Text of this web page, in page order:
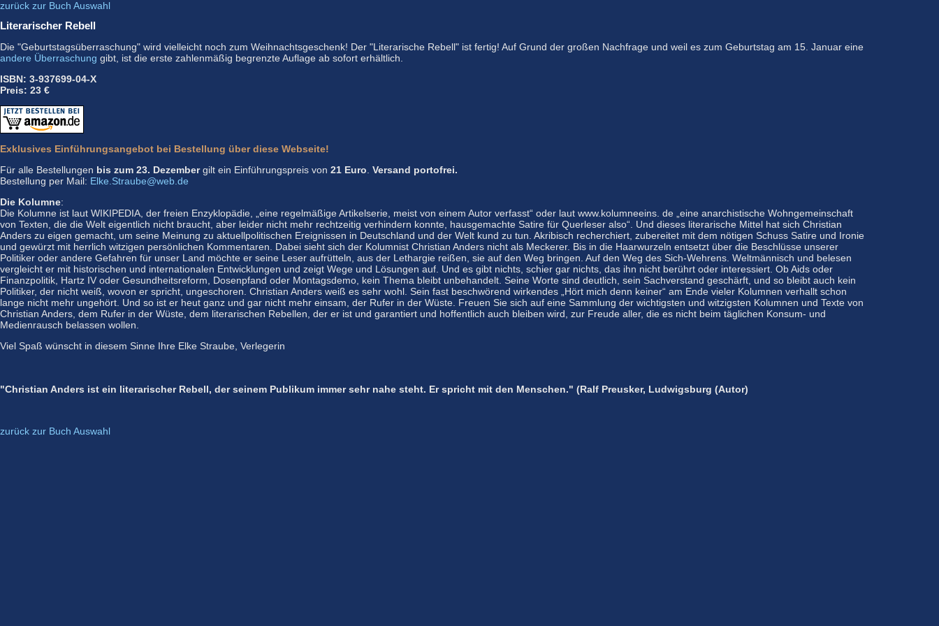
zurück zur Buch Auswahl
Literarischer Rebell
Die "Geburtstagsüberraschung" wird vielleicht noch zum Weihnachtsgeschenk! Der "Literarische Rebell" ist fertig! Auf Grund der großen Nachfrage und weil es zum Geburtstag am 15. Januar eine
andere Überraschung gibt, ist die erste zahlenmäßig begrenzte Auflage ab sofort erhältlich.
ISBN: 3-937699-04-X
Preis: 23 €
Exklusives Einführungsangebot bei Bestellung über diese Webseite!
Für alle Bestellungen bis zum 23. Dezembergilt ein Einführungspreis von 21 Euro. Versand portofrei.
Bestellung per Mail: Elke.Straube@web.de
Die Kolumne:
Die Kolumne ist laut WIKIPEDIA, der freien Enzyklopädie, „eine regelmäßige Artikelserie, meist von einem Autor verfasst“ oder laut www.kolumneeins. de „eine anarchistische Wohngemeinschaft
von Texten, die die Welt eigentlich nicht braucht, aber leider nicht mehr rechtzeitig verhindern konnte, hausgemachte Satire für Querleser also“. Und dieses literarische Mittel hat sich Christian
Anders zu eigen gemacht, um seine Meinung zu aktuellpolitischen Ereignissen in Deutschland und der Welt kund zu tun. Akribisch recherchiert, zubereitet mit dem nötigen Schuss Satire und Ironie
und gewürzt mit herrlich witzigen persönlichen Kommentaren. Dabei sieht sich der Kolumnist Christian Anders nicht als Meckerer. Bis in die Haarwurzeln entsetzt über die Beschlüsse unserer
Politiker oder andere Gefahren für unser Land möchte er seine Leser aufrütteln, aus der Lethargie reißen, sie auf den Weg bringen. Auf den Weg des Sich-Wehrens. Weltmännisch und belesen
vergleicht er mit historischen und internationalen Entwicklungen und zeigt Wege und Lösungen auf. Und es gibt nichts, schier gar nichts, das ihn nicht berührt oder interessiert. Ob Aids oder
Finanzpolitik, Hartz IV oder Gesundheitsreform, Dosenpfand oder Montagsdemo, kein Thema bleibt unbehandelt. Seine Worte sind deutlich, sein Sachverstand geschärft, und so bleibt auch kein
Politiker, der nicht weiß, wovon er spricht, ungeschoren. Christian Anders weiß es sehr wohl. Sein fast beschwörend wirkendes „Hört mich denn keiner“ am Ende vieler Kolumnen verhallt schon
lange nicht mehr ungehört. Und so ist er heut ganz und gar nicht mehr einsam, der Rufer in der Wüste. Freuen Sie sich auf eine Sammlung der wichtigsten und witzigsten Kolumnen und Texte von
Christian Anders, dem Rufer in der Wüste, dem literarischen Rebellen, der er ist und garantiert und hoffentlich auch bleiben wird, zur Freude aller, die es nicht beim täglichen Konsum- und
Medienrausch belassen wollen.
Viel Spaß wünscht in diesem Sinne Ihre Elke Straube, Verlegerin
"Christian Anders ist ein literarischer Rebell, der seinem Publikum immer sehr nahe steht. Er spricht mit den Menschen." (Ralf Preusker, Ludwigsburg (Autor)
zurück zur Buch Auswahl